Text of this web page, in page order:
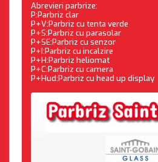
Abrevieri parbrize:
P:Parbriz clar
P+V:Parbriz cu tenta verde
P+S:Parbriz cu parasolar
P+SE:Parbriz cu senzor
P+I:Parbriz cu incalzire
P+H:Parbriz heliomat
P+C:Parbriz cu camera
P+Hud:Parbriz cu head up display